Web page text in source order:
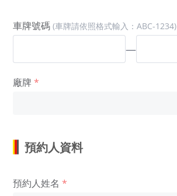
車牌號碼 (車牌請依照格式輸入：ABC-1234)
—
廠牌
預約人資料
預約人姓名